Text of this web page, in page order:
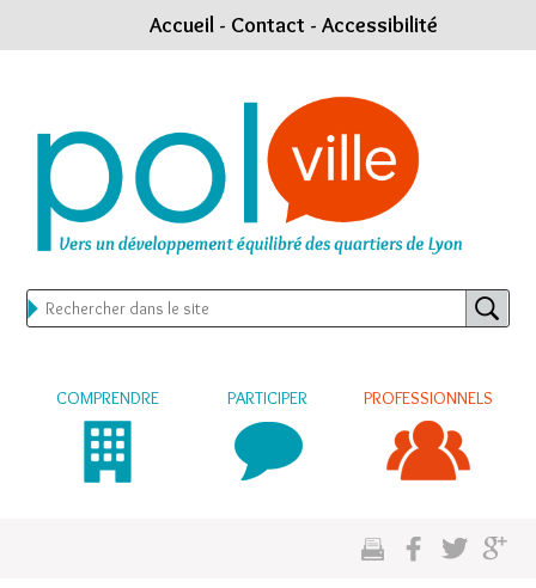
Accueil- Contact - Accessibilité
COMPRENDRE PARTICIPER PROFESSIONNELS